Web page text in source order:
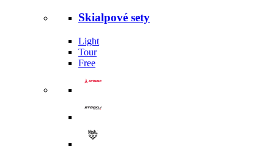
Skialpové sety
Light
Tour
Free